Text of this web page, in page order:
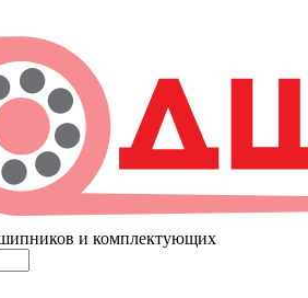
и комплектующих